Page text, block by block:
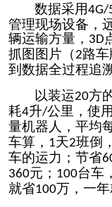
数据采用4G/
管理现场设备，
辆运输方量， 3D
抓图图片（2路
到数据全过程追溯
以装运20方
耗4升/公里，使
量机器人，平均
车算， 1天2班倒，
车的运力；节省
360元； 100台车
就省100万，一